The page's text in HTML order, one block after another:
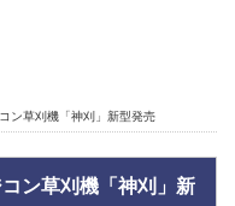
ン草刈機「神刈」新型発売
ン草刈機「神刈」新